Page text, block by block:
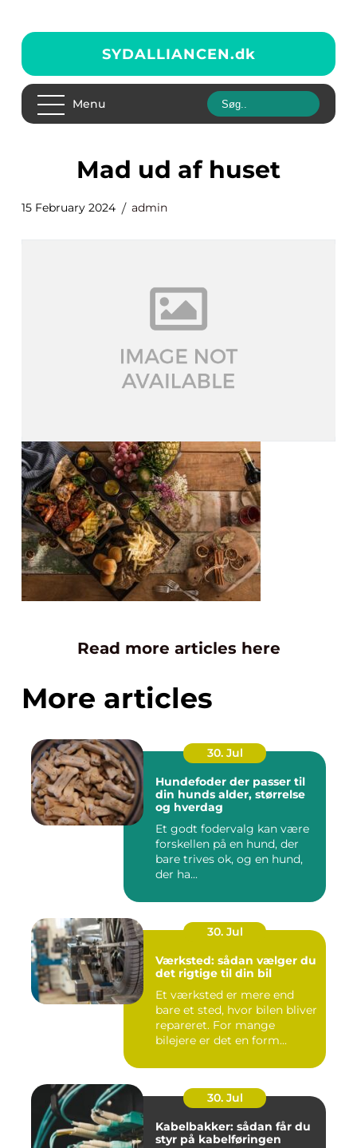
SYDALLIANCEN.dk
Menu
mad ud af huset
15 February 2024 admin
Read more articles here
More articles
30. Jul
Hundefoder der passer til
din hunds alder, størrelse
og hverdag
Et godt fodervalg kan være
forskellen på en hund, der
bare trives ok, og en hund,
der ha...
30. Jul
Værksted: sådan vælger du
det rigtige til din bil
Et værksted er mere end
bare et sted, hvor bilen bliver
repareret. For mange
bilejere er det en form...
30. Jul
Kabelbakker: sådan får du
styr på kabelføringen